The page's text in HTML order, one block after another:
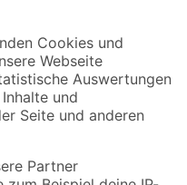
mehr verpassen!